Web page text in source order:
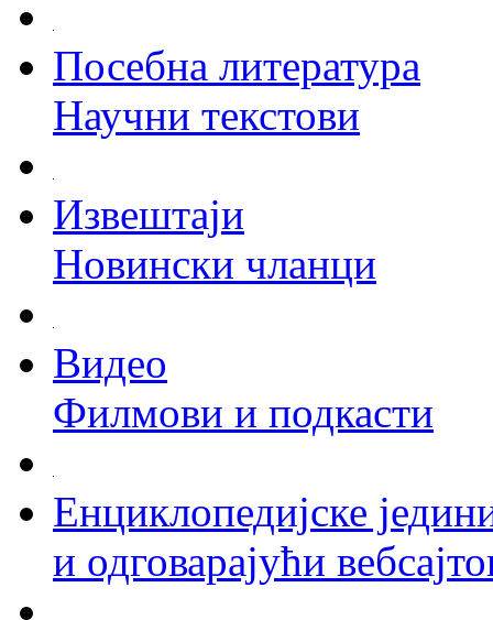
Посебна литература
Научни текстови
Извештаји
Новински чланци
Видео
Филмови и подкасти
Енциклопедијске
и одговарајући